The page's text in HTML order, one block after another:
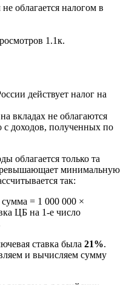
1.1к.
действует налог на
вкладах не облагаются
с доходов, полученных по
облагается только та
минимальную
так:
= 1 000 000 ×
ЦБ на 1-е число
ставка была 21%.
и вычисляем сумму